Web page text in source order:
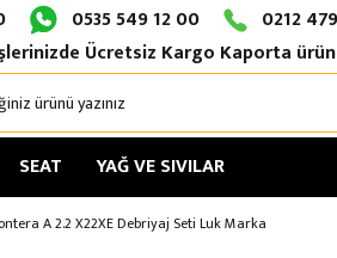
0535 549 12 00
0212
Ücretsiz Kargo Kaporta
SEAT YAĞ VE SIVILAR
A 2.2 X22XE Debriyaj Seti Luk Marka